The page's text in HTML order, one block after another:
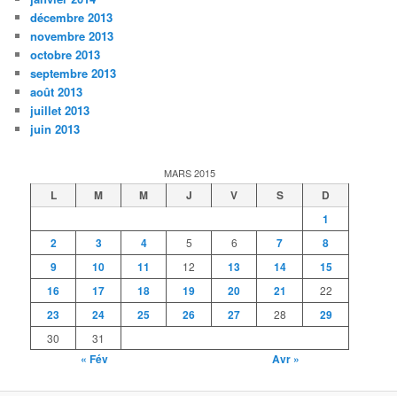
décembre 2013
novembre 2013
octobre 2013
septembre 2013
août 2013
juillet 2013
juin 2013
MARS 2015
L M M J V S
D
1
2
3 4 5 6 7
8
9
10 11 12 13 14
15
16
17 18 19 20 21 22
23 24 25 26 27 28 29
30 31
« Fév Avr »